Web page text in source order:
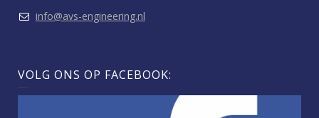
info@avs-engineering.nl
VOLG ONS OP FACEBOOK: